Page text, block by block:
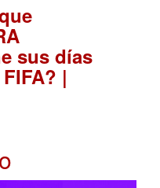
sus días
|